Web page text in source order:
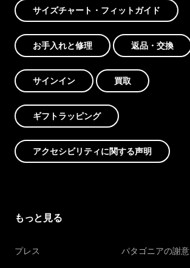
サイズチャート・フィットガイド
お手入れと修理 返品・交換
サインイン 買取
ギフトラッピング
アクセシビリティに関する声明
もっと見る
プレス パタゴニアの謝意